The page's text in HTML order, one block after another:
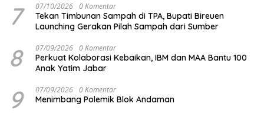
7 07/10/2026 0 Komentar
Tekan Timbunan Sampah di TPA, Bupati Bireuen
Launching Gerakan Pilah Sampah dari Sumber
8 07/09/2026 0 Komentar
Perkuat Kolaborasi Kebaikan, IBM dan MAA Bantu 100
Anak Yatim Jabar
9 07/09/2026 0 Komentar
Menimbang Polemik Blok Andaman